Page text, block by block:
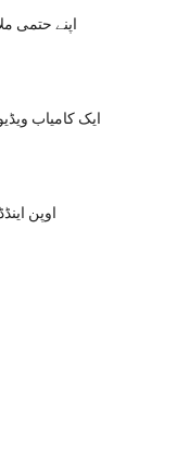
اپنے حتمی
ایک کامیاب
اوپن